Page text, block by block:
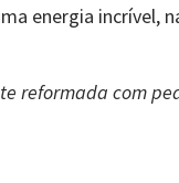
energia incrível,
reformada com